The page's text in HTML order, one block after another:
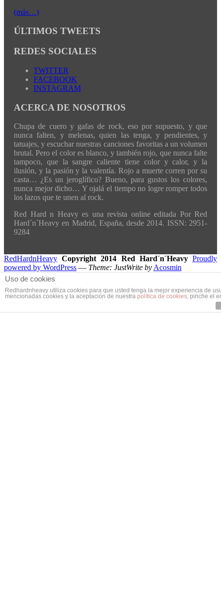
(más…)
ÚLTIMOS TWEETS
REDES SOCIALES
TWITTER
FACEBOOK
INSTAGRAM
ACERCA DE NOSOTROS
Chupa de cuero y gafas de rock, eso por supuesto, y que
nunca falten, y melenas, quien las tenga, y pendientes, y
tatuajes, y escuchar nuestras canciones favoritas a un volumen
brutal. Pero el color es blanco, y también rojo, que nunca falte
tampoco, que la sangre caliente tiene color y calor, y la
ilusión, y la pasión y la valentía. Rojo a muerte corren por su
casta… ¿Es un jeroglífico? Bueno, para gustos los colores,
nunca mejor dicho… Y ojalá el tiempo no logre romper todos
los lazos que te unen al rock.
Red Hard n Heavy es una revista online editada Por Red
Hard´n´Heavy en Madrid, España, desde 2014. ISSN: 2951-
9284
RedHardnHeavy Copyright 2014 Red Hard´n´Heavy Proudly
powered by WordPress — Theme: JustWrite by Acosmin
Uso de cookies
Redhardnheavy utiliza cookies para que usted tenga la mejor experiencia de
mencionadas cookies y la aceptación de nuestra política de cookies, pinche el